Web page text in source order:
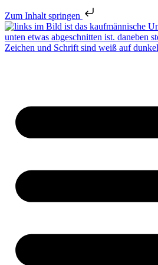
Zum Inhalt springen